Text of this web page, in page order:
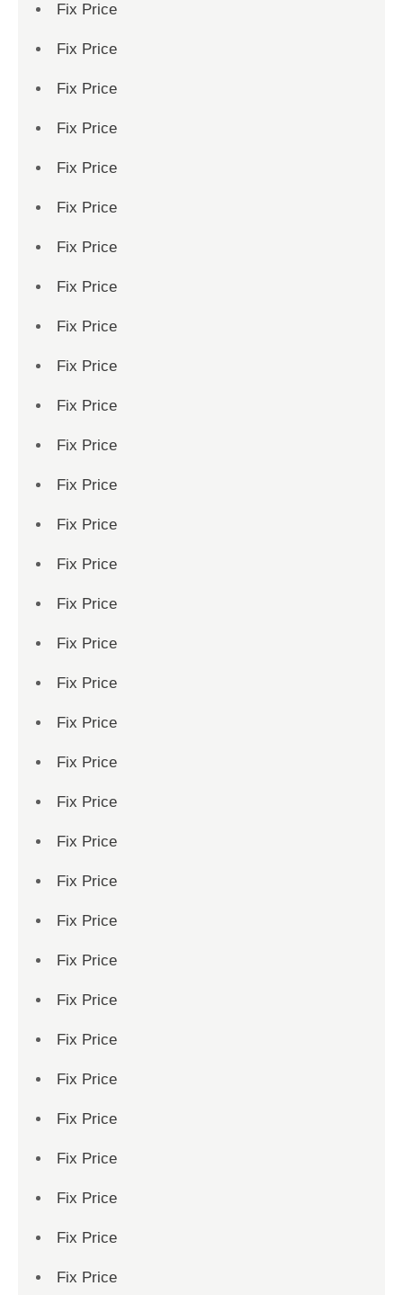
Fix Price
Fix Price
Fix Price
Fix Price
Fix Price
Fix Price
Fix Price
Fix Price
Fix Price
Fix Price
Fix Price
Fix Price
Fix Price
Fix Price
Fix Price
Fix Price
Fix Price
Fix Price
Fix Price
Fix Price
Fix Price
Fix Price
Fix Price
Fix Price
Fix Price
Fix Price
Fix Price
Fix Price
Fix Price
Fix Price
Fix Price
Fix Price
Fix Price